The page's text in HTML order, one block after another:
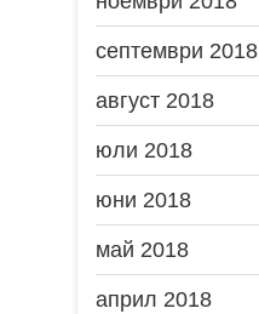
септември 2018
август 2018
юли 2018
юни 2018
май 2018
април 2018